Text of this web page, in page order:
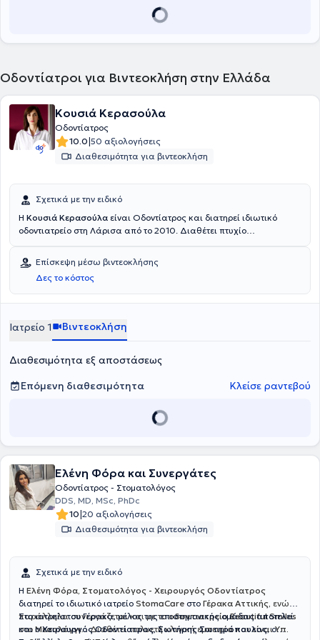
Οδοντίατροι για Βιντεοκλήση στην Ελλάδα
Κουσιά Κερασούλα
Οδοντίατρος
10.0|50 αξιολογήσεις
Διαθεσιμότητα για βιντεοκλήση
Σχετικά με την ειδικό
Η Κουσιά Κερασούλα είναι Οδοντίατρος και διατηρεί ιδιωτικό
οδοντιατρείο στη Λάρισα από το 2010. Διαθέτει πτυχίο
Πανεπιστημίου Θεσσαλονίκης. Έχει εργαστεί σε ιδιωτικό
οδοντιατρείο στη Λάρισα και ως εθελόντρια στο Οδοντιατρείο του
Στρατιωτικού Νοσοκομείου Λάρισας. Επιπλέον, εργάστηκε ως
συνεργάτης οδοντίατρος στο οδοντιατρείο Antwerp House στο
παρακολουθεί πλήθος συνεδρίων και σεμιναρίων στα πλαίσια της
συνεχούς κατάρτισης.
Επίσκεψη μέσω βιντεοκλήσης
Δες το κόστος
Ιατρείο 1 Βιντεοκλήση
Διαθεσιμότητα εξ αποστάσεως
Επόμενη διαθεσιμότητα
Κλείσε ραντεβού
Ελένη Φόρα και Συνεργάτες
Οδοντίατρος - Στοματολόγος
DDS, MD, MSc, PhDc
10|20 αξιολογήσεις
Διαθεσιμότητα για βιντεοκλήση
Σχετικά με την ειδικό
Η Ελένη Φόρα, Στοματολόγος - Χειρουργός Οδοντίατρος
διατηρεί το ιδιωτικό ιατρείο StomaCare στο Γέρακα Αττικής, ενώ
παράλληλα συνεργάζεται και με τοοδοντιατρείο Beautiful Smiles
στο Μεσολόγγι.. Διαθέτει πολυετή κλινική εμπειρία και είναιΥπ.
Στο ιατρείο του Γέρακα, μέλος της επιστημονικής ομάδας αποτελεί
και οΧειρουργός Οδοντίατρος,Σωτήρης Σωτηρόπουλος,ο